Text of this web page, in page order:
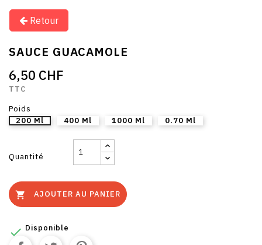
Retour
SAUCE GUACAMOLE
6,50 CHF
TTC
Poids
200 Ml
400 Ml 1000 Ml 0.70 Ml
Quantité
 AJOUTER AU PANIER
 Disponible